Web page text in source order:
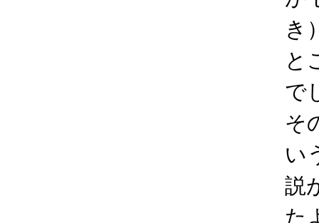
き
と
で
そ
い
説
た